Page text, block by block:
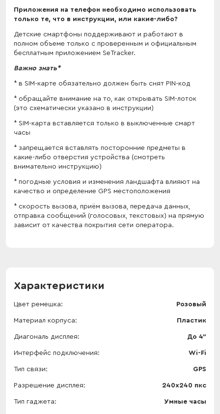
Приложения на телефон необходимо использовать
только те, что в инструкции, или какие-либо?
Детские смартфоны поддерживают и работают в
полном объеме только с проверенным и официальным
бесплатным приложением SeTracker.
Важно знать*
* в SIM-карте обязательно должен быть снят PIN-код
* обращайте внимание на то, как открывать SIM-лоток
(это схематически указано в инструкции)
* SIM-карта вставляется только в выключенные смарт
часы
* запрещается вставлять посторонние предметы в
какие-либо отверстия устройства (смотреть
внимательно инструкцию)
* погодные условия и изменения ландшафта влияют на
качество и определение GPS местоположения
* скорость вызова, приём вызова, передача данных,
отправка сообщений (голосовых, текстовых) на прямую
зависит от качества покрытия сети оператора.
Характеристики
Цвет ремешка Розовый
Материал корпуса Пластик
Диагональ дисплея До 4"
Интерфейс подключения Wi-Fi
Тип связи GPS
Разрешение дисплея 240х240 пкс
Тип гаджета Умные часы